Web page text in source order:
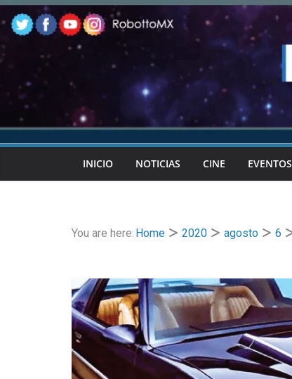
Skip
to
content
INICIO NOTICIAS CINE EVENTOS
You are here: Home 2020 agosto 6